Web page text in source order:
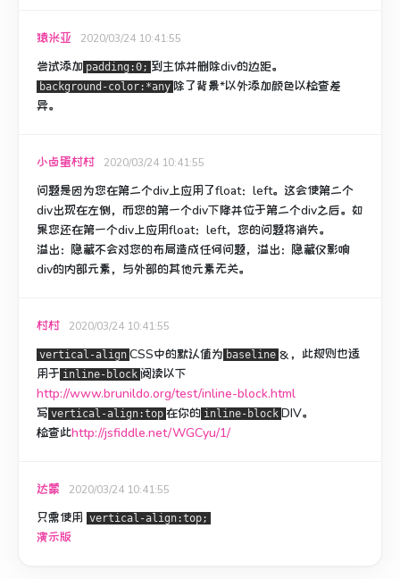
猿米亚 2020/03/24 10:41:55
尝试添加 padding:0; 到主体并删除div的边距。
background-color:*any 除了背景*以外添加颜色以检查差
异。
小卤蛋村村 2020/03/24 10:41:55
问题是因为您在第二个div上应用了float：left。 这会使第二个
div出现在左侧，而您的第一个div下降并位于第二个div之后。 如
果您还在第一个div上应用float：left，您的问题将消失。
溢出：隐藏不会对您的布局造成任何问题，溢出：隐藏仅影响
div的内部元素，与外部的其他元素无关。
村村 2020/03/24 10:41:55
vertical-align CSS中的默认值为 baseline ＆，此规则也适
用于 inline-block 阅读以下
http://www.brunildo.org/test/inline-block.html
写 vertical-align:top 在你的 inline-block DIV。
检查此http://jsfiddle.net/WGCyu/1/
达蒙 2020/03/24 10:41:55
只需使用 vertical-align:top;
演示版